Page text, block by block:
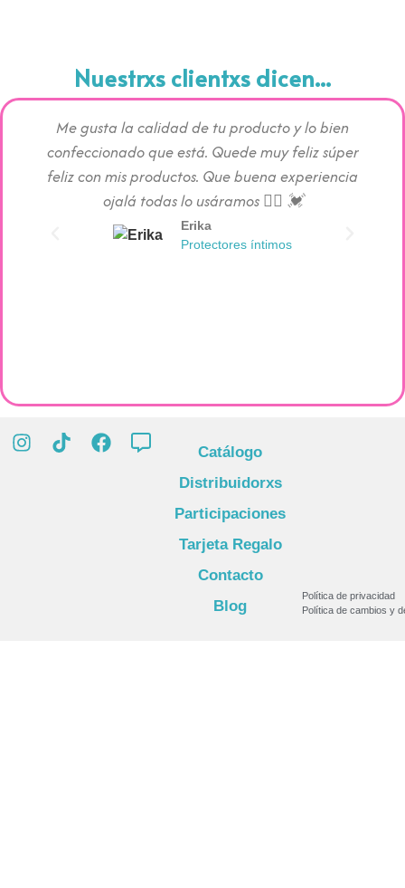
Nuestrxs clientxs dicen...
Me gusta la calidad de tu producto y lo bien
confeccionado que está. Quede muy feliz súper
feliz con mis productos. Que buena experiencia
ojalá todas lo usáramos 👯‍♀️ 💓
Erika
Protectores íntimos
Catálogo
Distribuidorxs
Participaciones
Tarjeta Regalo
Contacto
Blog
Política de privacidad
Política de cambios y